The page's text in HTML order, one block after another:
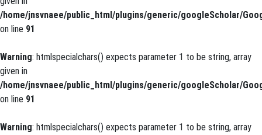
/home/jnsvnaee/public_html/plugins/generic/googleScholar/
on line 91
Warning: htmlspecialchars() expects parameter 1 to be string, array
given in
/home/jnsvnaee/public_html/plugins/generic/googleScholar/
on line 91
Warning: htmlspecialchars() expects parameter 1 to be string, array